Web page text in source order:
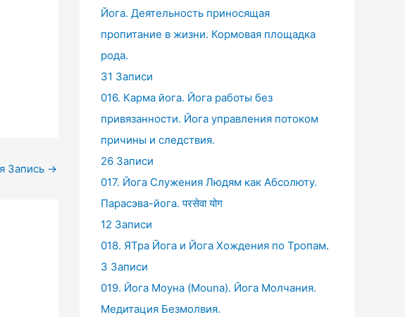
Запись →
Йога. Деятельность приносящая
пропитание в жизни. Кормовая площадка
рода.
31 Записи
016. Карма йога. Йога работы без
привязанности. Йога управления потоком
причины и следствия.
26 Записи
017. Йога Служения Людям как Абсолюту.
Парасэва-йога. परसेवा योग
12 Записи
018. ЯТра Йога и Йога Хождения по Тропам.
3 Записи
019. Йога Моуна (Mouna). Йога Молчания.
Медитация Безмолвия.